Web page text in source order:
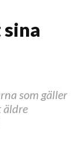
som gäller
äldre